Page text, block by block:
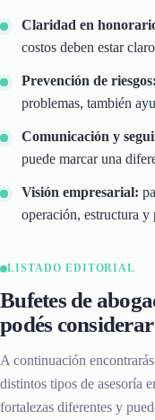
Claridad en
costos deben estar
Prevención de riesgos:
problemas, también
Comunicación y
puede marcar una
Visión empresarial:
operación, estructura y
LISTADO EDITORIAL
Bufetes de
podés considerar
A continuación
distintos tipos de asesoría
fortalezas diferentes y